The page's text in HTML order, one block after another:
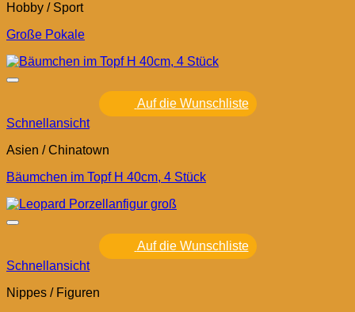
Hobby / Sport
Große Pokale
Auf die Wunschliste
Schnellansicht
Asien / Chinatown
Bäumchen im Topf H 40cm, 4 Stück
Auf die Wunschliste
Schnellansicht
Nippes / Figuren